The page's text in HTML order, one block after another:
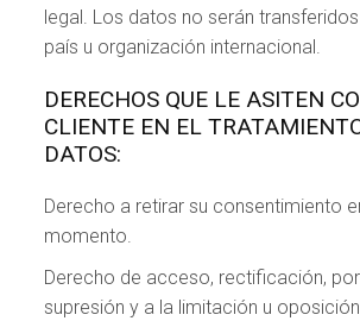
legal. Los datos no serán
país u organización internacional.
DERECHOS QUE LE ASITEN
CLIENTE EN EL
DATOS:
Derecho a retirar su consentimiento
momento.
Derecho de acceso, rectificación,
supresión y a la limitación u